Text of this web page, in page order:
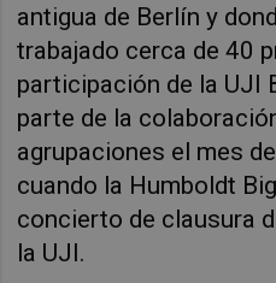
antigua de Berlín y
trabajado cerca de 40
participación de la UJI
parte de la
agrupaciones el mes
cuando la Humboldt
concierto de clausura
la UJI.